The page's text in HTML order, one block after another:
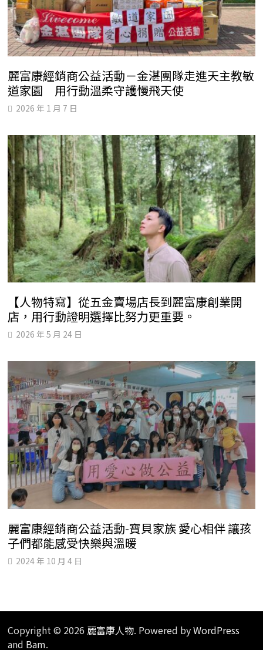
麗富康經銷商公益活動－金湛團隊走進天主教敏
道家園 用行動溫柔守護慢飛天使
2026 年 1 月 7 日
【人物特寫】從五金賣場店長到麗富康創業開
店，用行動證明選擇比努力更重要。
2026 年 5 月 24 日
麗富康經銷商公益活動-寶貝家族 愛心相伴 讓孩
子們都能感受快樂與溫暖
2024 年 10 月 4 日
Copyright © 2026 麗富康人物. Powered byWordPress
and Bam.